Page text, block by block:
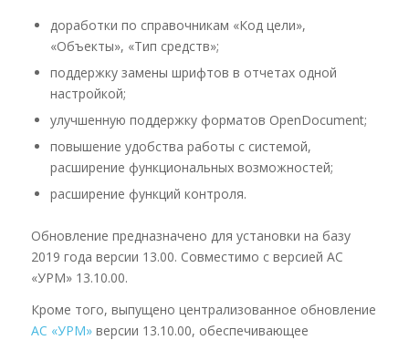
доработки по справочникам «Код цели»,
«Объекты», «Тип средств»;
поддержку замены шрифтов в отчетах одной
настройкой;
улучшенную поддержку форматов OpenDocument;
повышение удобства работы с системой,
расширение функциональных возможностей;
расширение функций контроля.
Обновление предназначено для установки на базу
2019 года версии 13.00. Совместимо с версией АС
«УРМ» 13.10.00.
Кроме того, выпущено централизованное обновление
АС «УРМ»версии 13.10.00, обеспечивающее